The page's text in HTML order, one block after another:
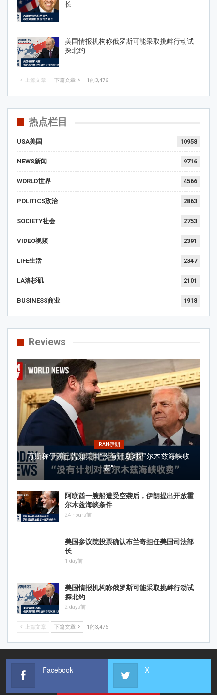
长
美国情报机构称俄罗斯可能采取挑衅行动试
探北约
上篇文章 下篇文章 1的3,476
热点栏目
USA美国 10958
NEWS新闻 9716
WORLD世界 4566
POLITICS政治 2863
SOCIETY社会 2753
VIDEO视频 2391
LIFE生活 2347
LA洛杉矶 2101
BUSINESS商业 1918
Reviews
IRAN伊朗
万斯称伊朗已告知美国“没有计划对霍尔木兹海峡收
费”
阿联酋一艘船遭受空袭后，伊朗提出开放霍
尔木兹海峡条件
24 hours前
美国参议院投票确认布兰奇担任美国司法部
长
1 day前
美国情报机构称俄罗斯可能采取挑衅行动试
探北约
2 days前
上篇文章 下篇文章 1的3,476
Facebook X